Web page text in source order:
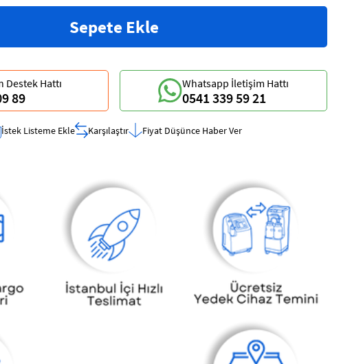
Whatsapp İletişim Hattı
0541 339 59 21
Destek Hattı
89
İstek Listeme Ekle Karşılaştır Fiyat Düşünce Haber Ver